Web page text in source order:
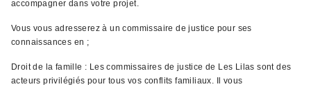
accompagner dans votre projet.
Vous vous adresserez à un commissaire de justice pour ses
connaissances en ;
Droit de la famille : Les commissaires de justice de Les Lilas sont des
acteurs privilégiés pour tous vos conflits familiaux. Il vous